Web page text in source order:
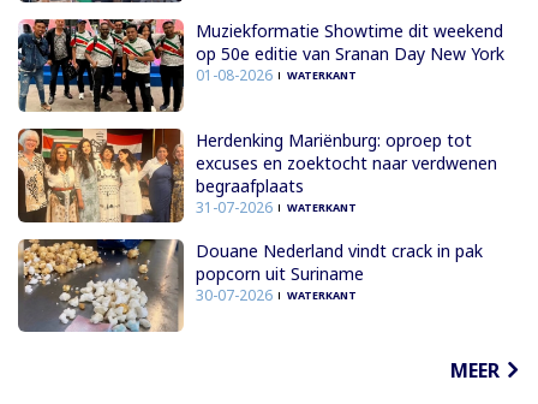
Muziekformatie Showtime dit weekend
op 50e editie van Sranan Day New York
01-08-2026 WATERKANT
Herdenking Mariënburg: oproep tot
excuses en zoektocht naar verdwenen
begraafplaats
31-07-2026 WATERKANT
Douane Nederland vindt crack in pak
popcorn uit Suriname
30-07-2026 WATERKANT
MEER